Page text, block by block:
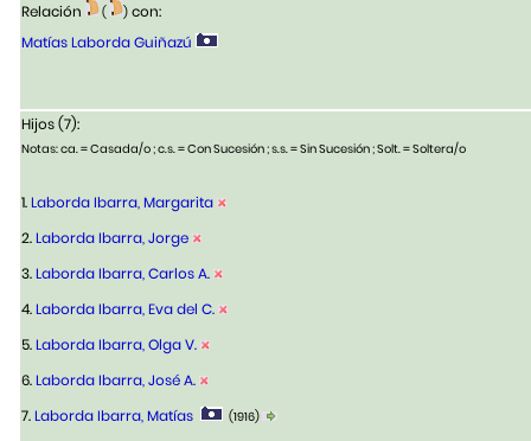
Relación ( ) con:
Matías Laborda Guiñazú
Hijos (7):
Notas: ca. = Casada/o ; c.s. = Con Sucesión ; s.s. = Sin Sucesión ; Solt. = Soltera/o
1.Laborda Ibarra, Margarita
2.Laborda Ibarra, Jorge
3.Laborda Ibarra, Carlos A.
4.Laborda Ibarra, Eva del C.
5.Laborda Ibarra, Olga V.
6.Laborda Ibarra, José A.
7.Laborda Ibarra, Matías (1916)